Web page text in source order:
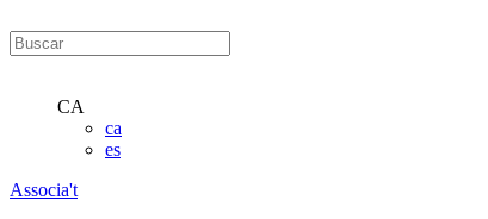
CA
ca
es
Associa't